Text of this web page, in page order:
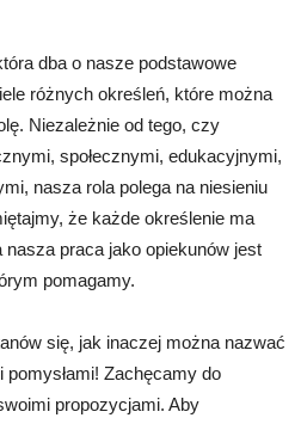
dba o nasze podstawowe
różnych określeń, które można
Niezależnie od tego, czy
społecznymi, edukacyjnymi,
nasza rola polega na niesieniu
że każde określenie ma
praca jako opiekunów jest
pomagamy.
się, jak inaczej można nazwać
Zachęcamy do
propozycjami. Aby